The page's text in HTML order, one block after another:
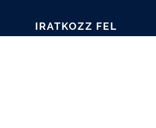
IRATKOZZ FEL